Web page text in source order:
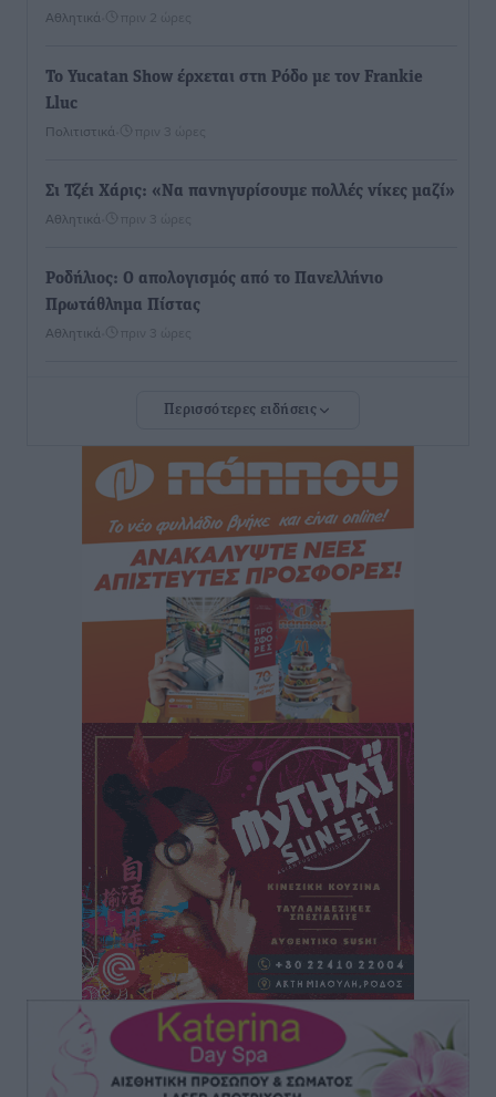
Αθλητικά πριν 2 ώρες
Το Yucatan Show έρχεται στη Ρόδο με τον Frankie
Lluc
Πολιτιστικά πριν 3 ώρες
Σι Τζέι Χάρις: «Να πανηγυρίσουμε πολλές νίκες μαζί»
Αθλητικά πριν 3 ώρες
Ροδήλιος: Ο απολογισμός από το Πανελλήνιο
Πρωτάθλημα Πίστας
Αθλητικά πριν 3 ώρες
πριν 3 ώρες
Γ.Σ. Διαγόρας: Εντατική προετοιμασία και επιστροφή
πριν 3 ώρες
Εθνική Ανδρών: Ραντεβού στο Telekom Center Athens
Αθλητικά• πριν 3 ώρες
ΕΠΟ: Απέσυρε τη στήριξή της στην υποψηφιότητα
του Ινφαντίνο
Αθλητικά• πριν 3 ώρες
Φοίβος Κω: Το «ευχαριστώ» για το 9ο Kos 3X3
Basketball Festival
πριν 3 ώρες
6ο Kalymnos 3X3: Ολοκληρώθηκε με μεγάλη επιτυχία,
νικητές οι VAR!
Αθλητικά• πριν 3 ώρες
Νέα αεροσκάφη, drones, δασοκομάντος: Τι έχει
αλλάξει στην Πολιτική Προστασί
Ειδήσεις πριν 4 ώρες
Περισσότερες ειδήσεις